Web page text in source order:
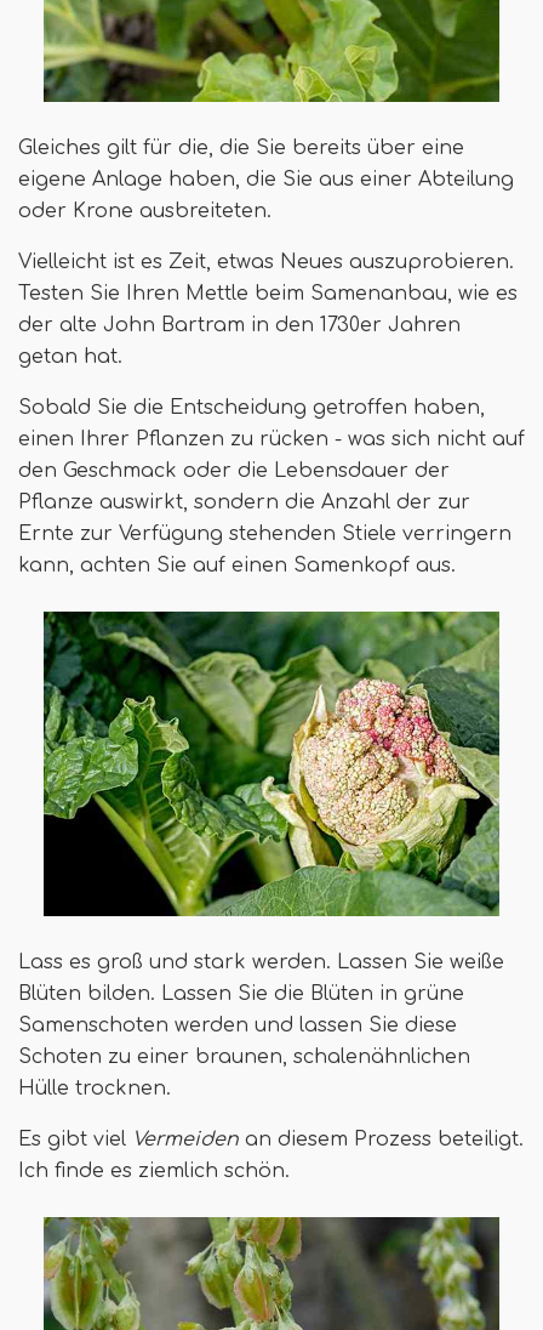
Gleiches gilt für die, die Sie bereits über eine
eigene Anlage haben, die Sie aus einer Abteilung
oder Krone ausbreiteten.
Vielleicht ist es Zeit, etwas Neues auszuprobieren.
Testen Sie Ihren Mettle beim Samenanbau, wie es
der alte John Bartram in den 1730er Jahren
getan hat.
Sobald Sie die Entscheidung getroffen haben,
einen Ihrer Pflanzen zu rücken - was sich nicht auf
den Geschmack oder die Lebensdauer der
Pflanze auswirkt, sondern die Anzahl der zur
Ernte zur Verfügung stehenden Stiele verringern
kann, achten Sie auf einen Samenkopf aus.
Lass es groß und stark werden. Lassen Sie weiße
Blüten bilden. Lassen Sie die Blüten in grüne
Samenschoten werden und lassen Sie diese
Schoten zu einer braunen, schalenähnlichen
Hülle trocknen.
Es gibt viel Vermeiden an diesem Prozess beteiligt.
Ich finde es ziemlich schön.